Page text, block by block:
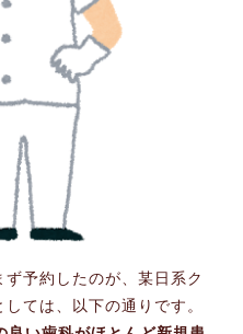
予約したのが、某日系ク
ては、以下の通りです。